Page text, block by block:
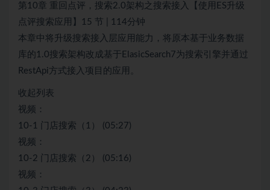
第10章 重回点评，搜索2.0架构之搜索接入【使用ES升级
点评搜索应用】15 节 | 114分钟
本章中将升级搜索接入层应用能力，将原本基于业务数据
库的1.0搜索架构改成基于ElasicSearch7为搜索引擎并通过
RestApi方式接入项目的应用。
收起列表
视频：
10-1 门店搜索（1） (05:27)
视频：
10-2 门店搜索（2） (05:16)
视频：